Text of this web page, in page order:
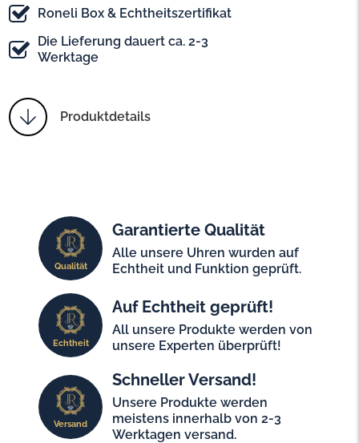
Roneli Box & Echtheitszertifikat
Die Lieferung dauert ca. 2-3
Werktage
Produktdetails
Qualität
Garantierte Qualität
Alle unsere Uhren wurden auf
Echtheit und Funktion geprüft.
Echtheit
Auf Echtheit geprüft!
All unsere Produkte werden von
unsere Experten überprüft!
Versand
Schneller Versand!
Unsere Produkte werden
meistens innerhalb von 2-3
Werktagen versand.